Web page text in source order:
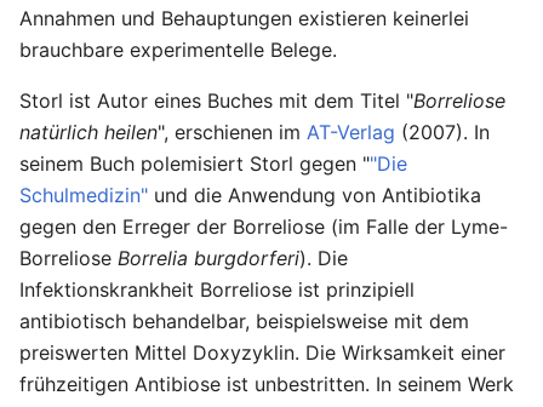
Annahmen und Behauptungen existieren keinerlei
brauchbare experimentelle Belege.
Storl ist Autor eines Buches mit dem Titel "Borreliose
natürlich heilen", erschienen im AT-Verlag (2007). In
seinem Buch polemisiert Storl gegen ""Die
Schulmedizin" und die Anwendung von Antibiotika
gegen den Erreger der Borreliose (im Falle der Lyme-
Borreliose Borrelia burgdorferi). Die
Infektionskrankheit Borreliose ist prinzipiell
antibiotisch behandelbar, beispielsweise mit dem
preiswerten Mittel Doxyzyklin. Die Wirksamkeit einer
frühzeitigen Antibiose ist unbestritten. In seinem Werk